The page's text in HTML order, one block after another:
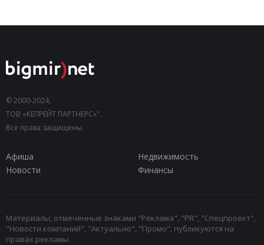
© 2000-2024,
ТОВ «КЕПРЕЙТ ПАРТНЕРС»".
Все права защищены.
Афиша
Недвижимость
Новости
Финансы
Материалы, отмеченные знаками "Реклама", "PR", "Спецпроект",
"Новости компаний", "Актуально", "Промо", публикуются на
правах рекламы.